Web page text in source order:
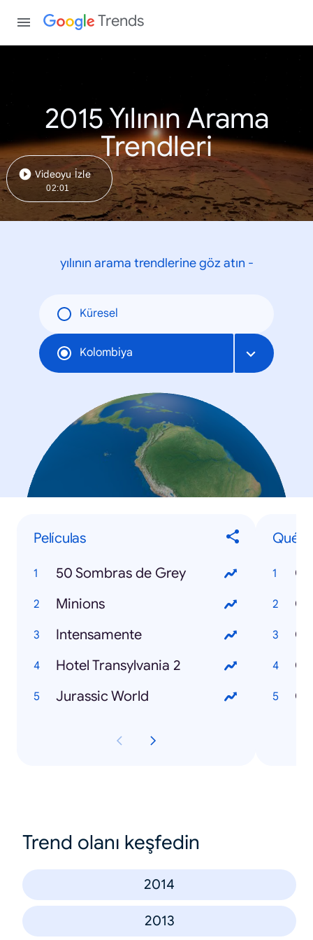
Trends
2015 Yılının Arama
Trendleri
Videoyu İzle
02:01
yılının arama trendlerine göz atın -
Küresel
Kolombiya
Películas
50 Sombras de Grey
Minions
Intensamente
Hotel Transylvania 2
Jurassic World
Qué
Trend olanı keşfedin
2014
2013